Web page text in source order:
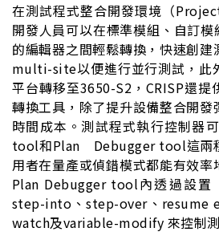
在測試程式整合開發環境（
開發人員可以在標準模組、自訂
的編輯器之間輕鬆轉換，快速創
multi-site以便進行並行測試，此
平台轉移至3650-S2，CRISP還提
轉換工具，除了提升設備整合開
時間成本。測試程式執行控制器
tool和Plan Debugger tool這兩
用者在量產或偵錯模式都能有效
Plan Debugger tool內透過設
step-into、step-over、resume
watch及variable-modify 來控制測